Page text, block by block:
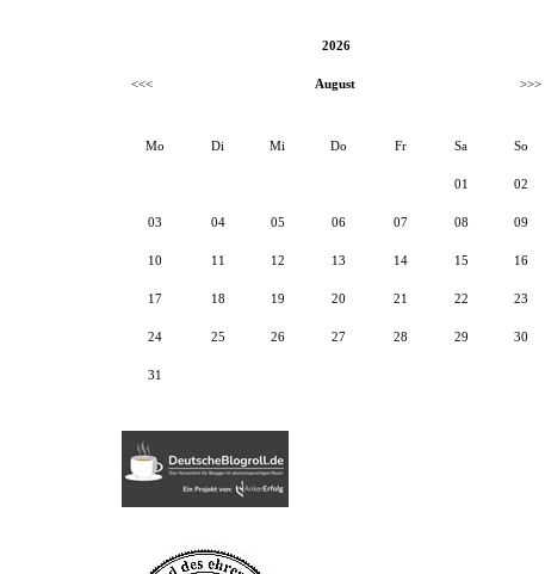
2026
<<< August >>>
Mo Di Mi Do Fr Sa So
01 02
03 04 05 06 07 08 09
10 11 12 13 14 15 16
17 18 19 20 21 22 23
24 25 26 27 28 29 30
31